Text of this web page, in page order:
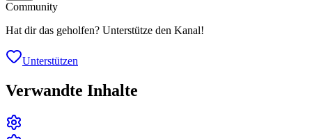
Community
Hat dir das geholfen? Unterstütze den Kanal!
Unterstützen
Verwandte Inhalte